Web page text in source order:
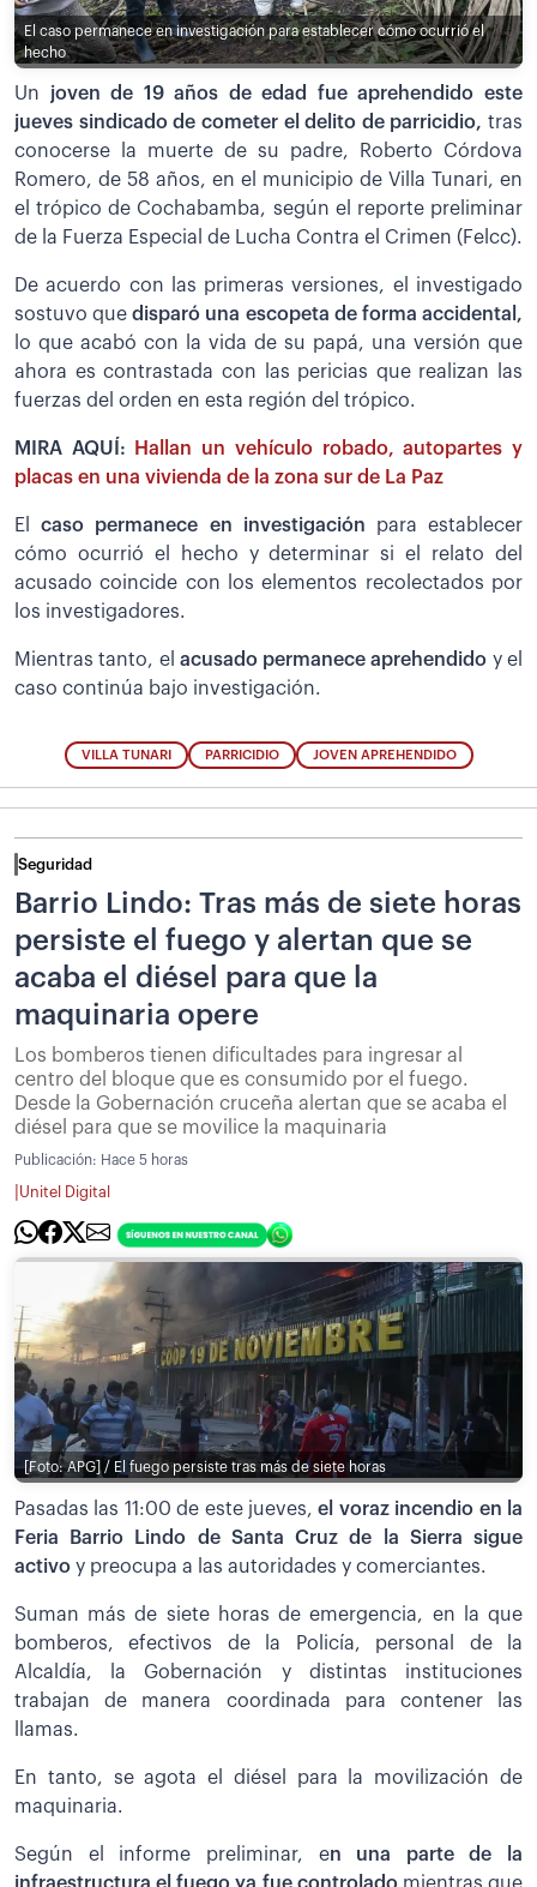
El caso permanece en investigación para establecer cómo ocurrió el
hecho
Un joven de 19 años de edad fue aprehendido este
jueves sindicado de cometer el delito de parricidio, tras
conocerse la muerte de su padre, Roberto Córdova
Romero, de 58 años, en el municipio de Villa Tunari, en
el trópico de Cochabamba, según el reporte preliminar
de la Fuerza Especial de Lucha Contra el Crimen (Felcc).
De acuerdo con las primeras versiones, el investigado
sostuvo quedisparó una escopeta de forma accidental,
lo que acabó con la vida de su papá, una versión que
ahora es contrastada con las pericias que realizan las
fuerzas del orden en esta región del trópico.
MIRA AQUÍ:
Hallan un vehículo robado, autopartes y
placas en una vivienda de la zona sur de La Paz
Elcaso permanece en investigación para establecer
cómo ocurrió el hecho y determinar si el relato del
acusado coincide con los elementos recolectados por
los investigadores.
Mientras tanto, el acusado permanece aprehendido y el
caso continúa bajo investigación.
VILLA TUNARI PARRICIDIO JOVEN APREHENDIDO
Seguridad
Barrio Lindo: Tras más de siete horas
persiste el fuego y alertan que se
acaba el diésel para que la
maquinaria opere
Los bomberos tienen dificultades para ingresar al
centro del bloque que es consumido por el fuego.
Desde la Gobernación cruceña alertan que se acaba el
diésel para que se movilice la maquinaria
Publicación: Hace 5 horas
Unitel Digital
[Foto: APG] / El fuego persiste tras más de siete horas
Pasadas las 11:00 de este jueves,el voraz incendio en la
Feria Barrio Lindo de Santa Cruz de la Sierra sigue
activo y preocupa a las autoridades y comerciantes.
Suman más de siete horas de emergencia, en la que
bomberos, efectivos de la Policía, personal de la
Alcaldía, la Gobernación y distintas instituciones
trabajan de manera coordinada para contener las
llamas.
En tanto, se agota el diésel para la movilización de
maquinaria.
Según el informe preliminar, en una parte de la